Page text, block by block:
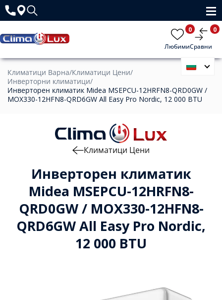
Любими
0
Сравни
0
Климатици Варна/Климатици Цени/
Инверторни климатици/
Инверторен климатик Midea MSEPCU-12HRFN8-QRD0GW /
MOX330-12HFN8-QRD6GW All Easy Pro Nordic, 12 000 BTU
Инверторен климатик
Midea MSEPCU-12HRFN8-
QRD0GW / MOX330-12HFN8-
QRD6GW All Easy Pro Nordic,
12 000 BTU
Климатици Цени